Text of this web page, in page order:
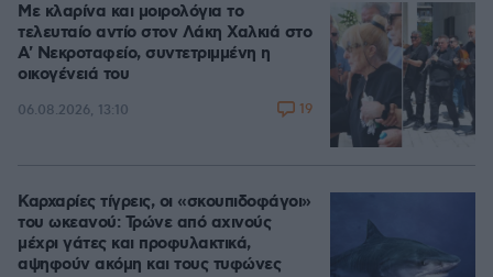
Με κλαρίνα και μοιρολόγια το
τελευταίο αντίο στον Λάκη Χαλκιά στο
A' Νεκροταφείο, συντετριμμένη η
οικογένειά του
06.08.2026, 13:10 19
Καρχαρίες τίγρεις, οι «σκουπιδοφάγοι»
του ωκεανού: Τρώνε από αχινούς
μέχρι γάτες και προφυλακτικά,
αψηφούν ακόμη και τους τυφώνες